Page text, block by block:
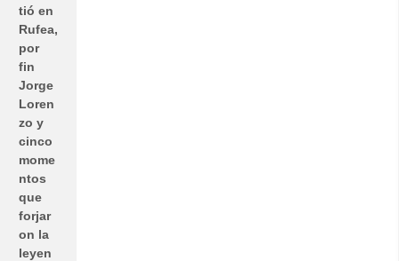
tió en
Rufea,
por
fin
Jorge
Loren
zo y
cinco
mome
ntos
que
forjar
on la
leyen